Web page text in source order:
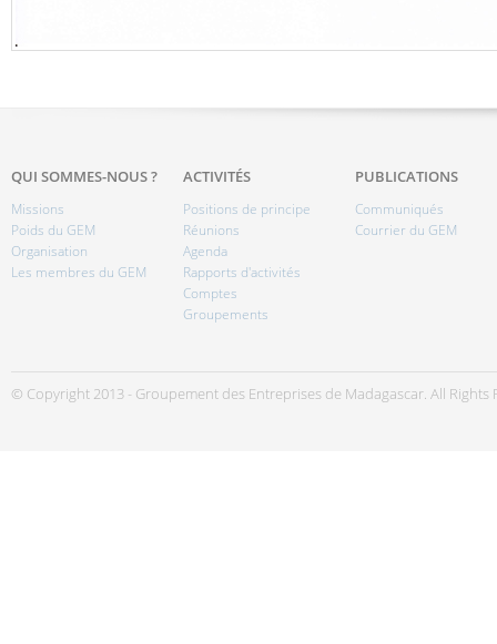
QUI SOMMES-NOUS ?
Missions
Poids du GEM
Organisation
Les membres du GEM
ACTIVITÉS
Positions de principe
Réunions
Agenda
Rapports d'activités
Comptes
Groupements
PUBLICATIONS
Communiqués
Courrier du GEM
© Copyright 2013 - Groupement des Entreprises de Madagascar. All Rights